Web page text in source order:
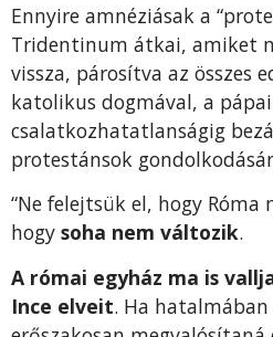
Ennyire amnéziásak a
Tridentinum átkai, amiket
vissza, párosítva az összes
katolikus dogmával, a pápai
csalatkozhatatlanságig
protestánsok
“Ne felejtsük el, hogy Róma
hogy soha nem változik.
A római egyház ma is
Ince elveit. Ha